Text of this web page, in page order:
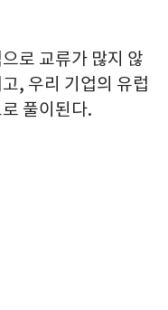
로 교류가 많지 않
, 우리 기업의 유럽
풀이된다.